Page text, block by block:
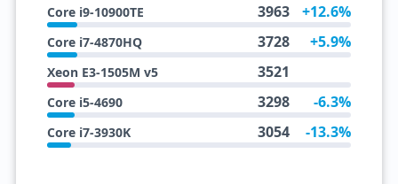
Core i9-10900TE 3963 +12.6%
Core i7-4870HQ 3728 +5.9%
Xeon E3-1505M v5 3521
Core i5-4690 3298 -6.3%
Core i7-3930K 3054 -13.3%